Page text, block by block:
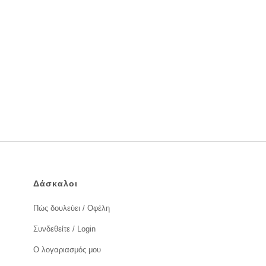
Δάσκαλοι
Πώς δουλεύει / Οφέλη
Συνδεθείτε / Login
Ο λογαριασμός μου